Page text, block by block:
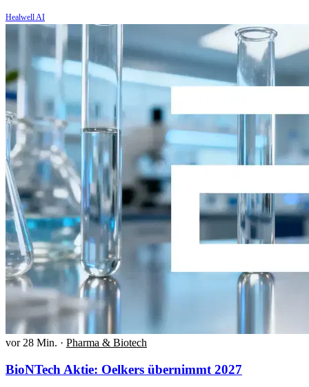
Healwell AI
vor 28 Min. · Pharma & Biotech
BioNTech Aktie: Oelkers übernimmt 2027